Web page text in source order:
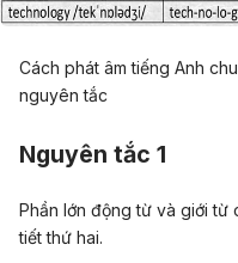
Cách phát âm tiếng Anh
nguyên tắc
Nguyên tắc 1
Phần lớn động từ và giới từ
tiết thứ hai.